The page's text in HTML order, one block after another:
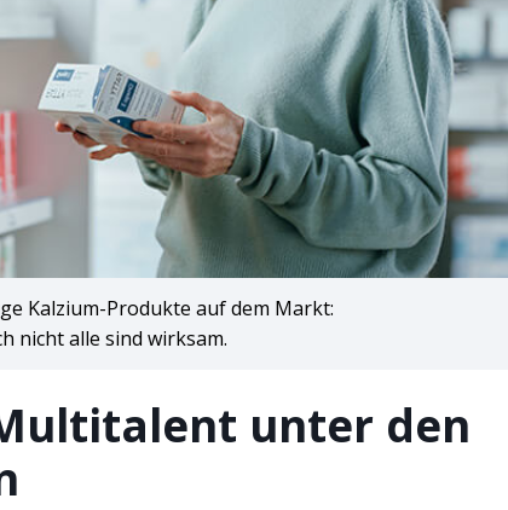
Kalzium-Produkte auf dem Markt:
nicht alle sind wirksam.
unter den